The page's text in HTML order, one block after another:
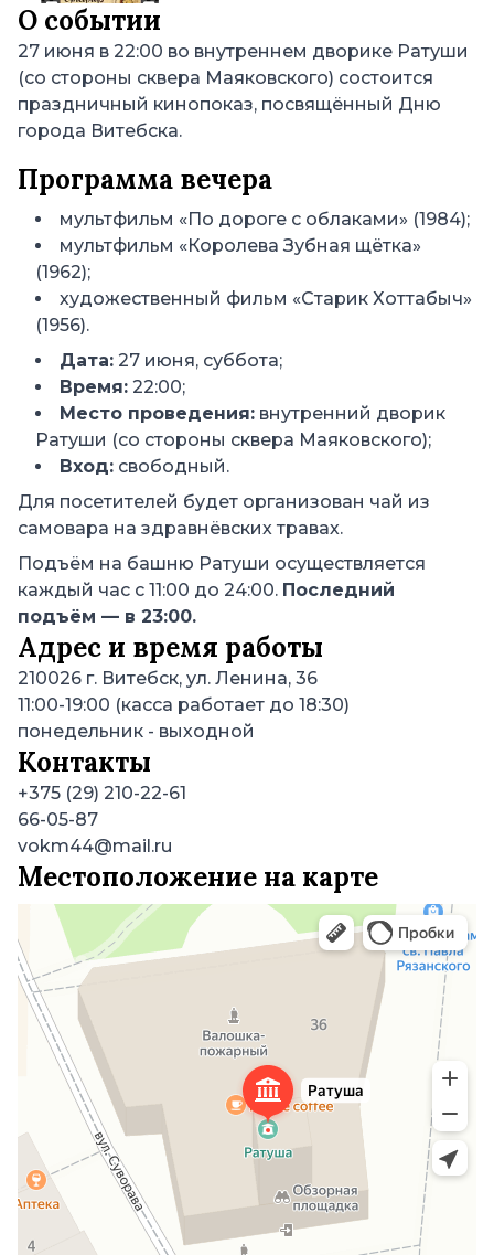
О событии
27 июня в 22:00 во внутреннем дворике Ратуши
(со стороны сквера Маяковского) состоится
праздничный кинопоказ, посвящённый Дню
города Витебска.
Программа вечера
мультфильм «По дороге с облаками» (1984);
мультфильм «Королева Зубная щётка»
(1962);
художественный фильм «Старик Хоттабыч»
(1956).
Дата: 27 июня, суббота;
Время: 22:00;
Место проведения: внутренний дворик
Ратуши (со стороны сквера Маяковского);
Вход: свободный.
Для посетителей будет организован чай из
самовара на здравнёвских травах.
Подъём на башню Ратуши осуществляется
каждый час с 11:00 до 24:00. Последний
подъём — в 23:00.
Адрес и время работы
210026 г. Витебск, ул. Ленина, 36
11:00-19:00 (касса работает до 18:30)
понедельник - выходной
Контакты
+375 (29) 210-22-61
66-05-87
vokm44@mail.ru
Местоположение на карте